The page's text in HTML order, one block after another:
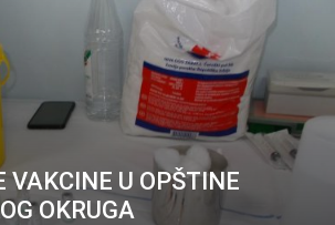
VAKCINE U OPŠTINE
OKRUGA